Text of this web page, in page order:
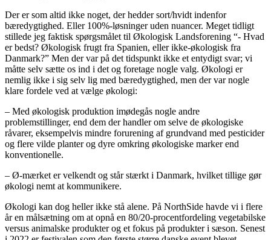
Der er som altid ikke noget, der hedder sort/hvidt indenfor
bæredygtighed. Eller 100%-løsninger uden nuancer. Meget tidligt
stillede jeg faktisk spørgsmålet til Økologisk Landsforening “- Hvad
er bedst? Økologisk frugt fra Spanien, eller ikke-økologisk fra
Danmark?” Men der var på det tidspunkt ikke et entydigt svar; vi
måtte selv sætte os ind i det og foretage nogle valg. Økologi er
nemlig ikke i sig selv lig med bæredygtighed, men der var nogle
klare fordele ved at vælge økologi:
– Med økologisk produktion imødegås nogle andre
problemstillinger, end dem der handler om selve de økologiske
råvarer, eksempelvis mindre forurening af grundvand med pesticider
og flere vilde planter og dyre omkring økologiske marker end
konventionelle.
– Ø-mærket er velkendt og står stærkt i Danmark, hvilket tillige gør
økologi nemt at kommunikere.
Økologi kan dog heller ikke stå alene. På NorthSide havde vi i flere
år en målsætning om at opnå en 80/20-procentfordeling vegetabilske
versus animalske produkter og et fokus på produkter i sæson. Senest